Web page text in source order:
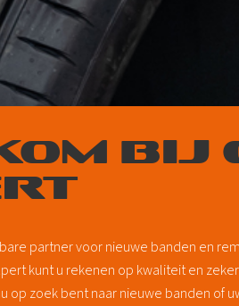
BIJ
partner voor nieuwe banden en
kunt u rekenen op kwaliteit en
op zoek bent naar nieuwe banden of